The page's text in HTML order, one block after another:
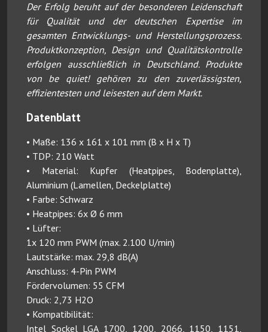
Der Erfolg beruht auf der besonderen Leidenschaft
für Qualität und der deutschen Expertise im
gesamten Entwicklungs- und Herstellungsprozess.
Produktkonzeption, Design und Qualitätskontrolle
erfolgen ausschließlich in Deutschland. Produkte
von be quiet! gehören zu den zuverlässigsten,
effizientesten und leisesten auf dem Markt.
Datenblatt
• Maße: 136 x 161 x 101 mm (B x H x T)
• TDP: 210 Watt
• Material: Kupfer (Heatpipes, Bodenplatte),
Aluminium (Lamellen, Deckelplatte)
• Farbe: Schwarz
• Heatpipes: 6x Ø 6 mm
• Lüfter:
1x 120 mm PWM (max. 2.100 U/min)
Lautstärke: max. 29,8 dB(A)
Anschluss: 4-Pin PWM
Fördervolumen: 55 CFM
Druck: 2,73 H2O
• Kompatibilität:
Intel Sockel LGA 1700, 1200, 2066, 1150, 1151,